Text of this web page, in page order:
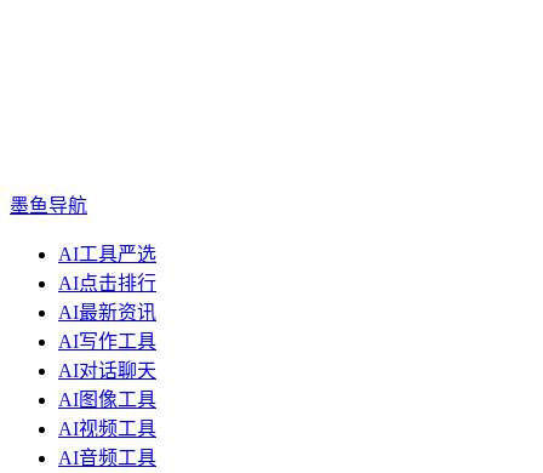
墨鱼导航
AI工具严选
AI点击排行
AI最新资讯
AI写作工具
AI对话聊天
AI图像工具
AI视频工具
AI音频工具